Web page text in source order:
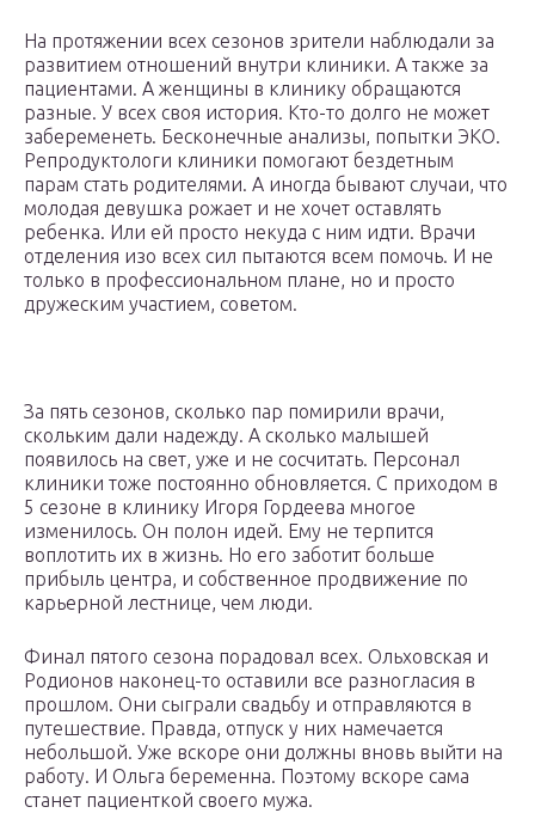
На протяжении всех сезонов зрители наблюдали за
развитием отношений внутри клиники. А также за
пациентами. А женщины в клинику обращаются
разные. У всех своя история. Кто-то долго не может
забеременеть. Бесконечные анализы, попытки ЭКО.
Репродуктологи клиники помогают бездетным
парам стать родителями. А иногда бывают случаи, что
молодая девушка рожает и не хочет оставлять
ребенка. Или ей просто некуда с ним идти. Врачи
отделения изо всех сил пытаются всем помочь. И не
только в профессиональном плане, но и просто
дружеским участием, советом.
За пять сезонов, сколько пар помирили врачи,
скольким дали надежду. А сколько малышей
появилось на свет, уже и не сосчитать. Персонал
клиники тоже постоянно обновляется. С приходом в
5 сезоне в клинику Игоря Гордеева многое
изменилось. Он полон идей. Ему не терпится
воплотить их в жизнь. Но его заботит больше
прибыль центра, и собственное продвижение по
карьерной лестнице, чем люди.
Финал пятого сезона порадовал всех. Ольховская и
Родионов наконец-то оставили все разногласия в
прошлом. Они сыграли свадьбу и отправляются в
путешествие. Правда, отпуск у них намечается
небольшой. Уже вскоре они должны вновь выйти на
работу. И Ольга беременна. Поэтому вскоре сама
станет пациенткой своего мужа.